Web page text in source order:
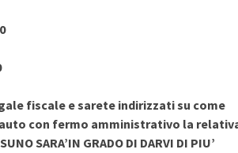
fiscale e sarete indirizzati su come
con fermo amministrativo la
SARA’IN GRADO DI DARVI DI PIU’